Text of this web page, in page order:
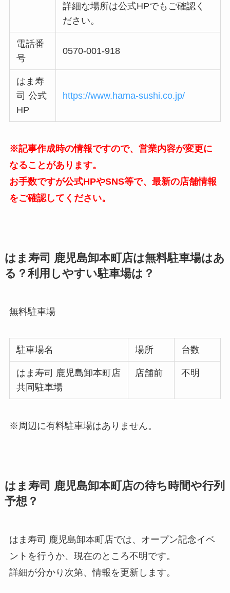
詳細な場所は公式HPでもご確認く
ださい。
電話番
号
0570-001-918
はま寿
司 公式
HP
https://www.hama-sushi.co.jp/
※記事作成時の情報ですので、営業内容が変更に
なることがあります。
お手数ですが公式HPやSNS等で、最新の店舗情報
をご確認してください。
はま寿司 鹿児島卸本町店は無料駐車場はあ
る？利用しやすい駐車場は？
無料駐車場
駐車場名 場所 台数
はま寿司 鹿児島卸本町店
共同駐車場
店舗前 不明
※周辺に有料駐車場はありません。
はま寿司 鹿児島卸本町店の待ち時間や行列
予想？
はま寿司 鹿児島卸本町店では、オープン記念イベ
ントを行うか、現在のところ不明です。
詳細が分かり次第、情報を更新します。